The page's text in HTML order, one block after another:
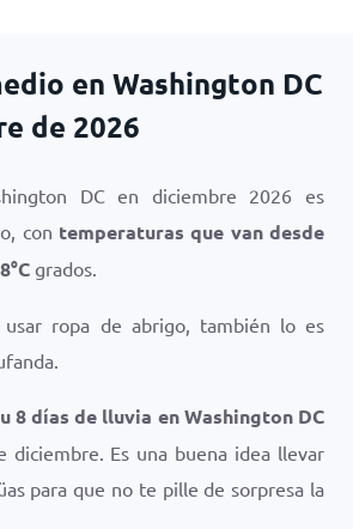
en Washington DC
de 2026
DC en diciembre 2026 es
con temperaturas que van desde
8°C grados.
usar ropa de abrigo, también lo es
8 días de lluvia en Washington DC
diciembre. Es una buena idea llevar
para que no te pille de sorpresa la